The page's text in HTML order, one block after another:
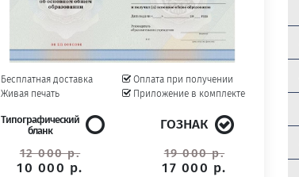
Бесплатная доставка
Живая печать
Оплата при получении
Приложение в комплекте
Типографический
бланк
12 000 р.
10 000 р.
ГОЗНАК
19 000 р.
17 000 р.